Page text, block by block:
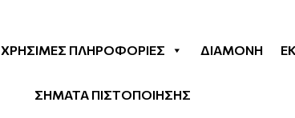
ΧΡΉΣΙΜΕΣ ΠΛΗΡΟΦΟΡΊΕΣ ΔΙΑΜΟΝΉ
ΣΗΜΑΤΑ ΠΙΣΤΟΠΟΙΗΣΗΣ